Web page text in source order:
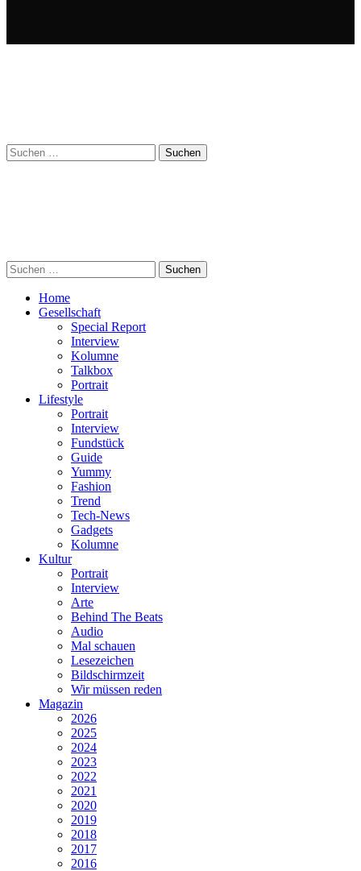
Suchen
nach:
Suchen
nach:
Home
Gesellschaft
Special Report
Interview
Kolumne
Talkbox
Portrait
Lifestyle
Portrait
Interview
Fundstück
Guide
Yummy
Fashion
Trend
Tech-News
Gadgets
Kolumne
Kultur
Portrait
Interview
Arte
Behind The Beats
Audio
Mal schauen
Lesezeichen
Bildschirmzeit
Wir müssen reden
Magazin
2026
2025
2024
2023
2022
2021
2020
2019
2018
2017
2016